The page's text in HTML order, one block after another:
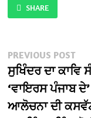
SHARE
Post
navigation
PREVIOUS POST
ਸੁਖਿੰਦਰ ਦਾ ਕਾਵਿ
‘ਵਾਇਰਸ ਪੰਜਾਬ ਦੇ’
ਆਲੋਚਨਾ ਦੀ